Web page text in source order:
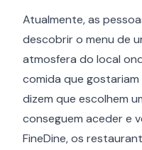
Atualmente, as
descobrir o menu de
atmosfera do local
comida que
dizem que escolhem
conseguem aceder e
FineDine, os